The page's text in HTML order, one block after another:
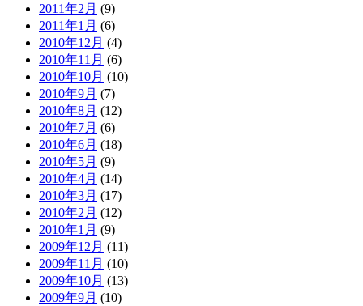
2011年2月 (9)
2011年1月 (6)
2010年12月 (4)
2010年11月 (6)
2010年10月 (10)
2010年9月 (7)
2010年8月 (12)
2010年7月 (6)
2010年6月 (18)
2010年5月 (9)
2010年4月 (14)
2010年3月 (17)
2010年2月 (12)
2010年1月 (9)
2009年12月 (11)
2009年11月 (10)
2009年10月 (13)
2009年9月 (10)